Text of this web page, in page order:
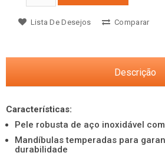
Lista De Desejos Comparar
Descrição
Características:
Pele robusta de aço inoxidável
Mandíbulas temperadas para
durabilidade